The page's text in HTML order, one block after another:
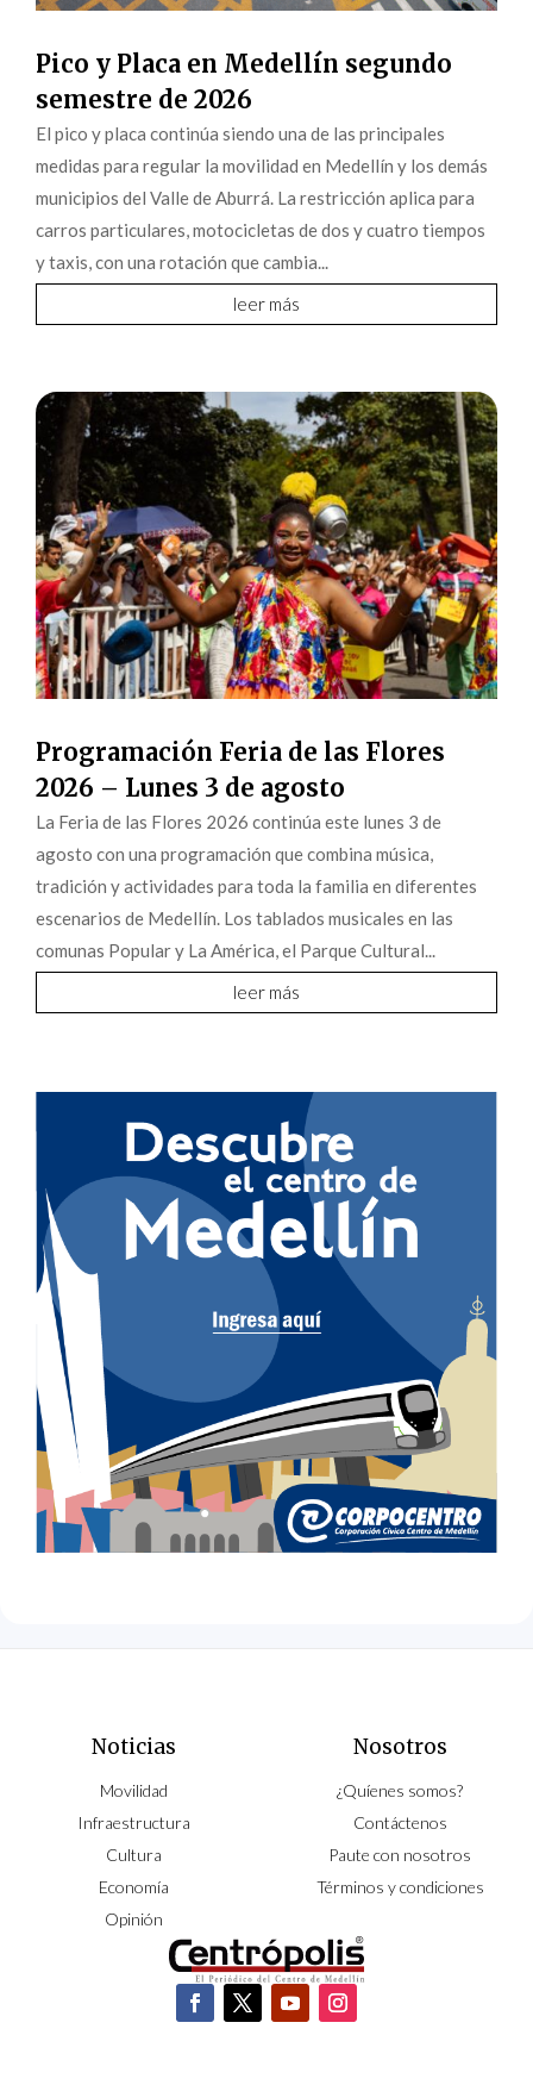
Pico y Placa en Medellín segundo
semestre de 2026
El pico y placa continúa siendo una de las principales
medidas para regular la movilidad en Medellín y los demás
municipios del Valle de Aburrá. La restricción aplica para
carros particulares, motocicletas de dos y cuatro tiempos
y taxis, con una rotación que cambia...
leer más
Programación Feria de las Flores
2026 – Lunes 3 de agosto
La Feria de las Flores 2026 continúa este lunes 3 de
agosto con una programación que combina música,
tradición y actividades para toda la familia en diferentes
escenarios de Medellín. Los tablados musicales en las
comunas Popular y La América, el Parque Cultural...
leer más
Noticias
Movilidad
Infraestructura
Cultura
Economía
Opinión
Nosotros
¿Quíenes somos?
Contáctenos
Paute con nosotros
Términos y condiciones